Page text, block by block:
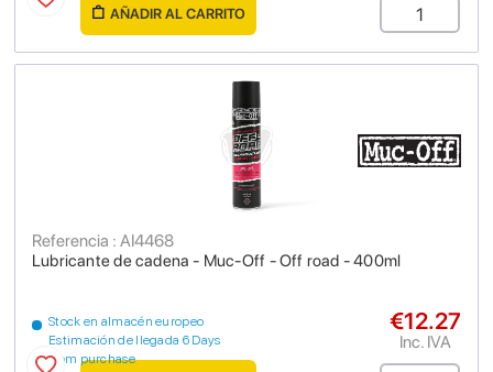
AÑADIR AL CARRITO
Lubricante de cadena - Muc-Off - Off road - 400ml
Referencia : AI4468
Stock en almacén europeo
Estimación de llegada 6 Days
from purchase
€12.27
Inc. IVA